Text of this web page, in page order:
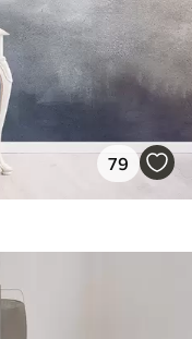
79